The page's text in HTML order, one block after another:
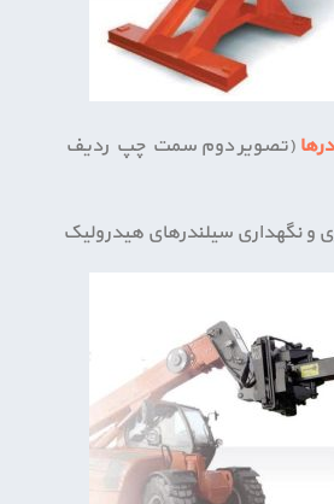
(تصویر دوم سمت چپ ردیف
و نگهداری سیلندرهای هیدرولیک